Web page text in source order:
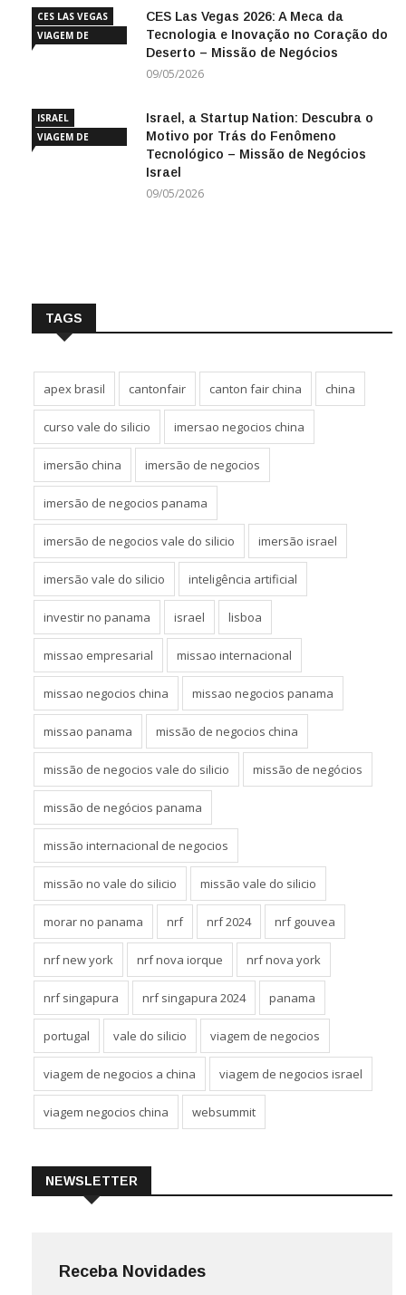
CES LAS VEGAS
VIAGEM DE
CES Las Vegas 2026: A Meca da
Tecnologia e Inovação no Coração do
Deserto – Missão de Negócios
09/05/2026
ISRAEL
VIAGEM DE
Israel, a Startup Nation: Descubra o
Motivo por Trás do Fenômeno
Tecnológico – Missão de Negócios
Israel
09/05/2026
TAGS
apex brasil cantonfair canton fair china china
curso vale do silicio imersao negocios china
imersão china imersão de negocios
imersão de negocios panama
imersão de negocios vale do silicio imersão israel
imersão vale do silicio inteligência artificial
investir no panama israel lisboa
missao empresarial missao internacional
missao negocios china missao negocios panama
missao panama missão de negocios china
missão de negocios vale do silicio missão de negócios
missão de negócios panama
missão internacional de negocios
missão no vale do silicio missão vale do silicio
morar no panama nrf nrf 2024 nrf gouvea
nrf new york nrf nova iorque nrf nova york
nrf singapura nrf singapura 2024 panama
portugal vale do silicio viagem de negocios
viagem de negocios a china viagem de negocios israel
viagem negocios china websummit
NEWSLETTER
Receba Novidades